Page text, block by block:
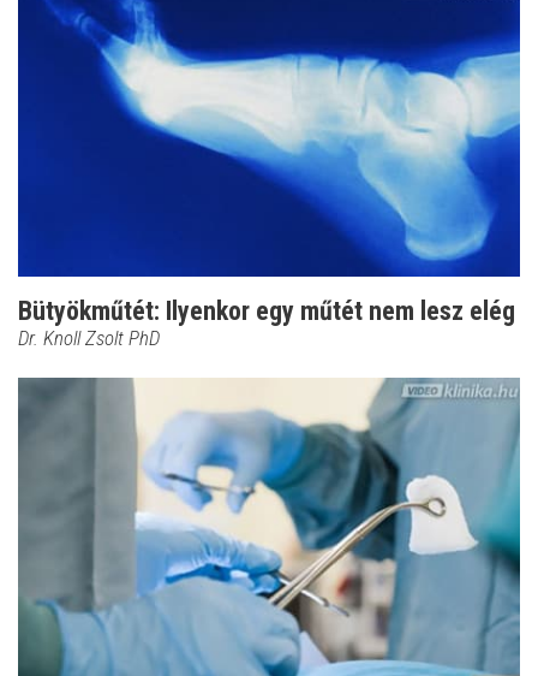
Bütyökműtét: Ilyenkor egy műtét nem lesz elég
Dr. Knoll Zsolt PhD